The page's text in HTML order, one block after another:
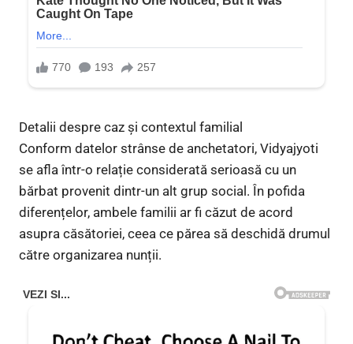
Detalii despre caz și contextul familial
Conform datelor strânse de anchetatori, Vidyajyoti
se afla într-o relație considerată serioasă cu un
bărbat provenit dintr-un alt grup social. În pofida
diferențelor, ambele familii ar fi căzut de acord
asupra căsătoriei, ceea ce părea să deschidă drumul
către organizarea nunții.